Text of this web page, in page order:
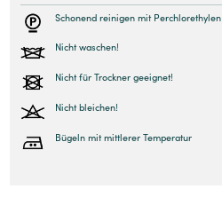
Schonend reinigen mit Perchlorethylen
Nicht waschen!
Nicht für Trockner geeignet!
Nicht bleichen!
Bügeln mit mittlerer Temperatur